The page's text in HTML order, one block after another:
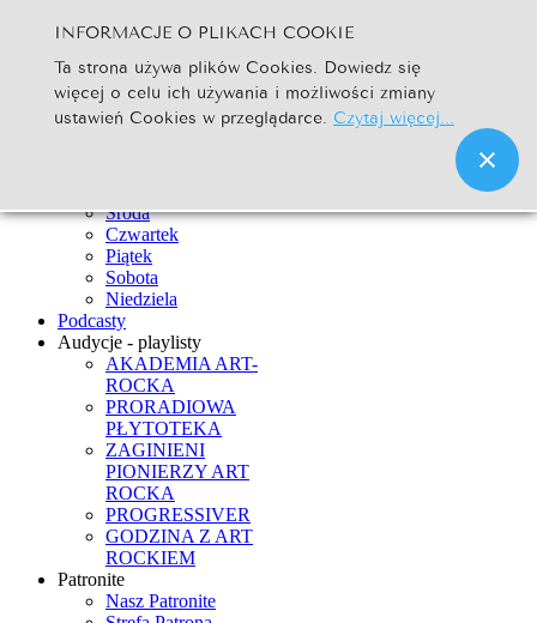
Szukaj... Go
Strona Główna
Newsy
Środa
Czwartek
Piątek
Sobota
Niedziela
Podcasty
Audycje - playlisty
AKADEMIA ART-
ROCKA
PRORADIOWA
PŁYTOTEKA
ZAGINIENI
PIONIERZY ART
ROCKA
PROGRESSIVER
GODZINA Z ART
ROCKIEM
Patronite
Nasz Patronite
INFORMACJE O PLIKACH COOKIE
Ta strona używa plików Cookies. Dowiedz się
więcej o celu ich używania i możliwości zmiany
ustawień Cookies w przeglądarce. Czytaj więcej...